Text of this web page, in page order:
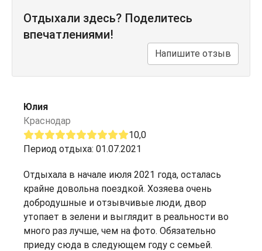
Отдыхали здесь? Поделитесь
впечатлениями!
Напишите отзыв
Юлия
Краснодар
10,0
Период отдыха: 01.07.2021
Отдыхала в начале июля 2021 года, осталась
крайне довольна поездкой. Хозяева очень
добродушные и отзывчивые люди, двор
утопает в зелени и выглядит в реальности во
много раз лучше, чем на фото. Обязательно
приеду сюда в следующем году с семьей.